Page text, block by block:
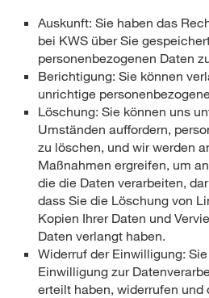
Auskunft: Sie haben das
bei KWS über Sie
personenbezogenen Daten
Berichtigung: Sie können
unrichtige
Löschung: Sie können uns
Umständen auffordern,
zu löschen, und wir werden
Maßnahmen ergreifen, um
die die Daten verarbeiten,
dass Sie die Löschung von
Kopien Ihrer Daten und
Daten verlangt haben.
Widerruf der Einwilligung:
Einwilligung zur
erteilt haben, widerrufen und